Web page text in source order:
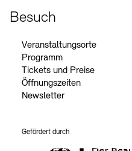
Besuch
Veranstaltungsorte
Programm
Tickets und Preise
Öffnungszeiten
Newsletter
Gefördert durch